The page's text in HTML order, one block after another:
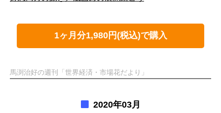
1ヶ月分1,980円(税込)で購入
馬渕治好の週刊「世界経済・市場花だより」
2020年03月